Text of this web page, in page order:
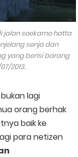
jalan soekarno hatta
senja dan
yang berisi barang
2013.
lagi
orang berhak
baik ke
para netizen